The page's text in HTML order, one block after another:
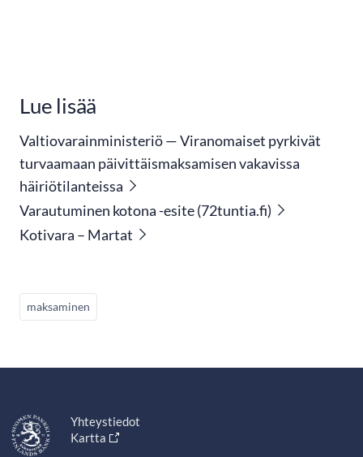
Lue lisää
Valtiovarainministeriö — Viranomaiset pyrkivät
turvaamaan päivittäismaksamisen vakavissa
häiriötilanteissa
Varautuminen kotona -esite (72tuntia.fi)
Kotivara – Martat
maksaminen
Yhteystiedot
Kartta